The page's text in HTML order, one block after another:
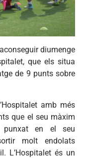
diumenge
que els situa
de 9 punts sobre
amb més
que el seu màxim
punxat en el seu
molt endolats
L’Hospitalet és un